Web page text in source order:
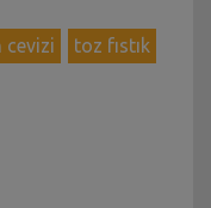
cevizi
toz fıstık